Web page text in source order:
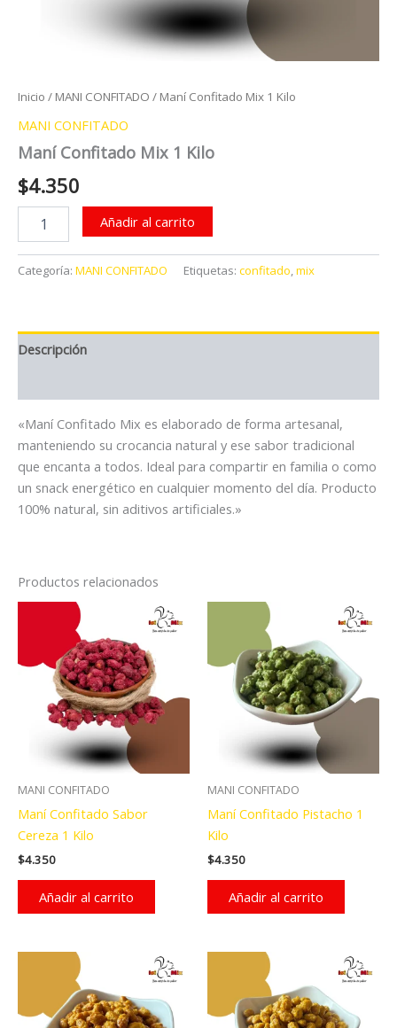
Inicio / MANI CONFITADO / Maní Confitado Mix 1 Kilo
MANI CONFITADO
Maní Confitado Mix 1 Kilo
$4.350
Confitado
1
Añadir al carrito
Categoría: MANI CONFITADO Etiquetas: confitado,mix
Descripción
«Maní Confitado Mix es elaborado de forma artesanal,
manteniendo su crocancia natural y ese sabor tradicional
que encanta a todos. Ideal para compartir en familia o como
un snack energético en cualquier momento del día. Producto
100% natural, sin aditivos artificiales.»
Productos relacionados
MANI CONFITADO
Maní Confitado Sabor
Cereza 1 Kilo
$4.350
Añadir al carrito
MANI CONFITADO
Maní Confitado Pistacho 1
Kilo
$4.350
Añadir al carrito